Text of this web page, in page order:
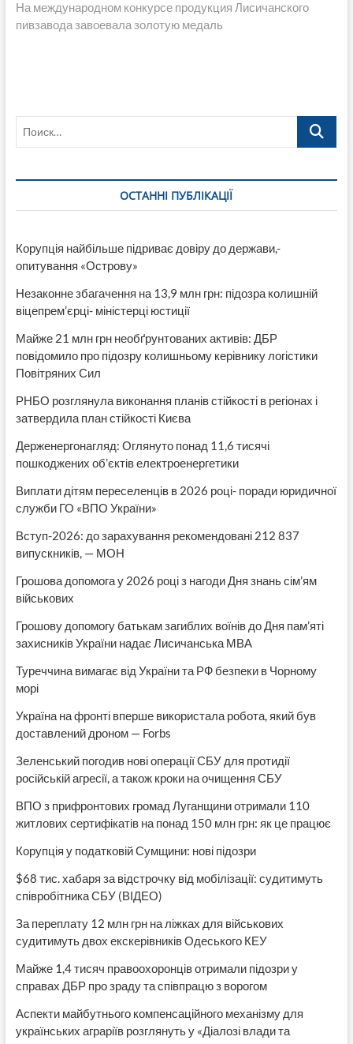
запись:
На международном конкурсе продукция Лисичанского
пивзавода завоевала золотую медаль
Поиск…
ОСТАННІ ПУБЛІКАЦІЇ
Корупція найбільше підриває довіру до держави,-
опитування «Острову»
Незаконне збагачення на 13,9 млн грн: підозра колишній
віцепрем’єрці- міністерці юстиції
Майже 21 млн грн необґрунтованих активів: ДБР
повідомило про підозру колишньому керівнику логістики
Повітряних Сил
РНБО розглянула виконання планів стійкості в регіонах і
затвердила план стійкості Києва
Держенергонагляд: Оглянуто понад 11,6 тисячі
пошкоджених об’єктів електроенергетики
Виплати дітям переселенців в 2026 році- поради юридичної
служби ГО «ВПО України»
Вступ-2026: до зарахування рекомендовані 212 837
випускників, — МОН
Грошова допомога у 2026 році з нагоди Дня знань сім’ям
військових
Грошову допомогу батькам загиблих воїнів до Дня пам’яті
захисників України надає Лисичанська МВА
Туреччина вимагає від України та РФ безпеки в Чорному
морі
Україна на фронті вперше використала робота, який був
доставлений дроном — Forbs
Зеленський погодив нові операції СБУ для протидії
російській агресії, а також кроки на очищення СБУ
ВПО з прифронтових громад Луганщини отримали 110
житлових сертифікатів на понад 150 млн грн: як це працює
Корупція у податковій Сумщини: нові підозри
$68 тис. хабаря за відстрочку від мобілізації: судитимуть
співробітника СБУ (ВІДЕО)
За переплату 12 млн грн на ліжках для військових
судитимуть двох екскерівників Одеського КЕУ
Майже 1,4 тисяч правоохоронців отримали підозри у
справах ДБР про зраду та співпрацю з ворогом
Аспекти майбутнього компенсаційного механізму для
українських аграріїв розглянуть у «Діалозі влади та